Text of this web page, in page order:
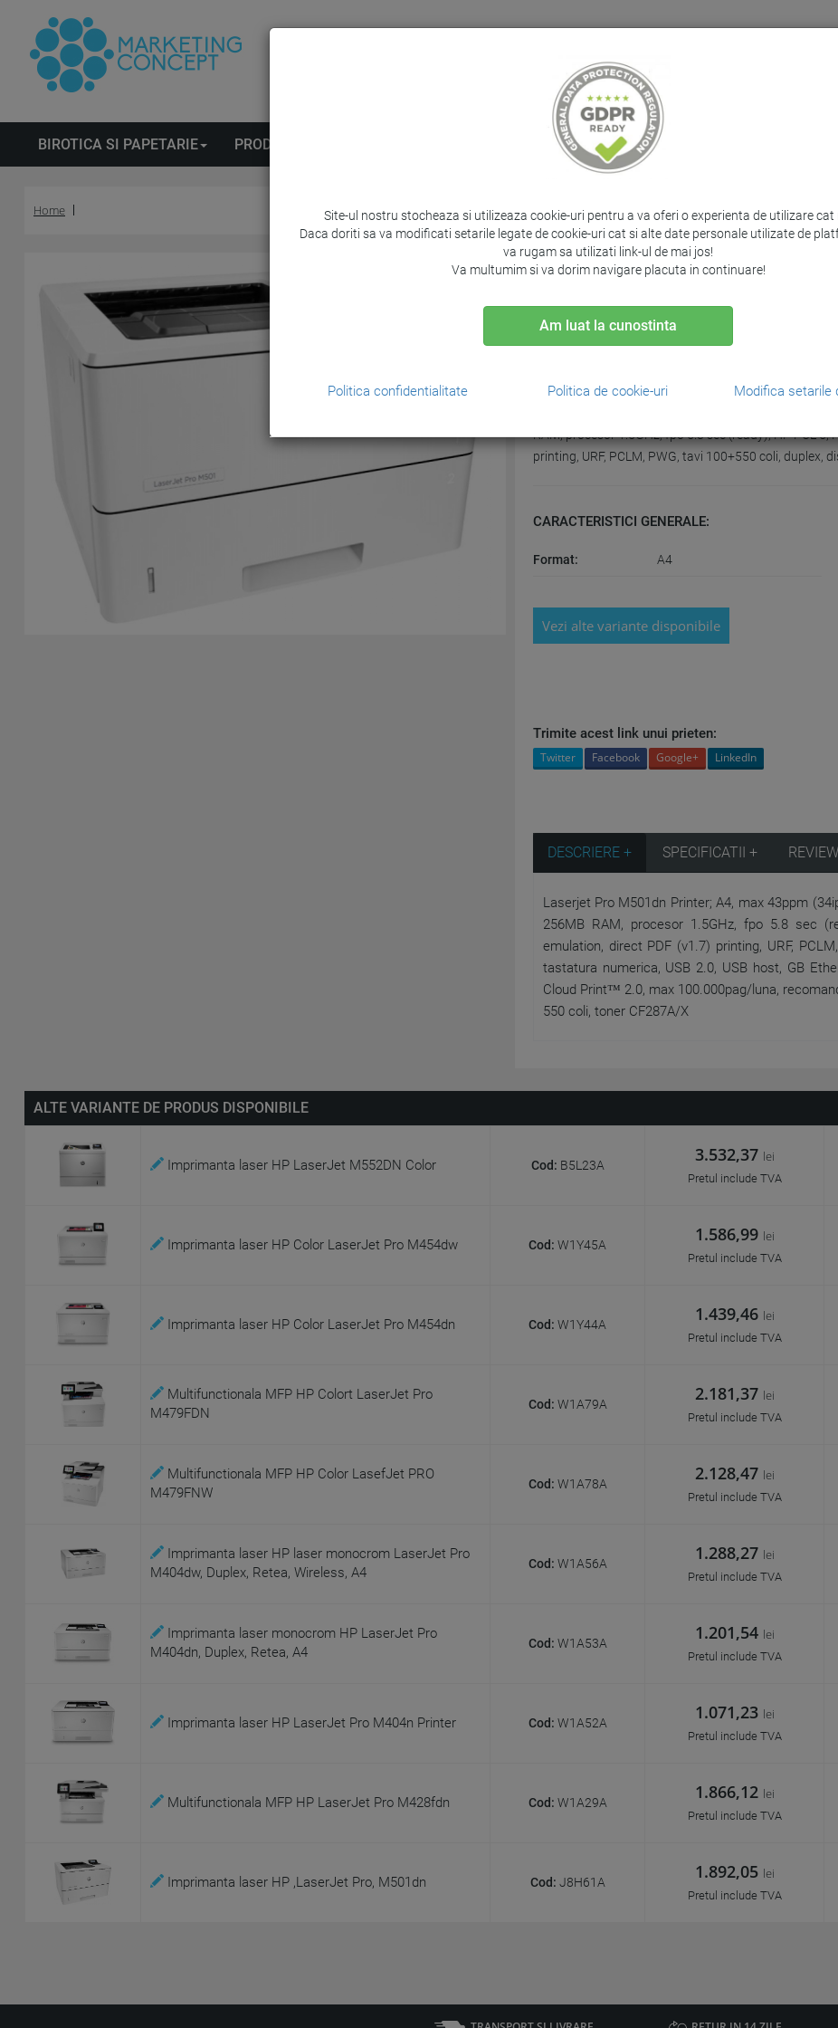
BIROTICA SI PAPETARIE PRODUSE DE CURATENIE PRODUSE PROTOCOL IT&C
Home PRODUSUL ANTERIOR PRODUSUL
Imprimanta laser HP
Laserjet Pro M501dn Printer; A4, max 43ppm
RAM, procesor 1.5GHz, fpo 5.8 sec (ready), HP PCL
printing, URF, PCLM, PWG, tavi 100+550 coli, duplex,
CARACTERISTICI GENERALE:
Format: A4
Vezi alte variante disponibile
Trimite acest link unui prieten:
Twitter Facebook Google+ LinkedIn
DESCRIERE + SPECIFICATII +
Laserjet Pro M501dn Printer; A4, max 43ppm
256MB RAM, procesor 1.5GHz, fpo 5.8 sec
emulation, direct PDF (v1.7) printing, URF,
tastatura numerica, USB 2.0, USB host, GB
Cloud Print™ 2.0, max 100.000pag/luna,
550 coli, toner CF287A/X
ALTE VARIANTE DE PRODUS DISPONIBILE
Imprimanta laser HP LaserJet M552DN Color Cod: B5L23A 3.532,37 lei
Pretul include TVA
Imprimanta laser HP Color LaserJet Pro M454dw Cod: W1Y45A 1.586,99 lei
Pretul include TVA
Imprimanta laser HP Color LaserJet Pro M454dn Cod: W1Y44A 1.439,46 lei
Pretul include TVA
Multifunctionala MFP HP Colort LaserJet Pro
M479FDN
Cod: W1A79A 2.181,37 lei
Pretul include TVA
Multifunctionala MFP HP Color LasefJet PRO
M479FNW
Cod: W1A78A 2.128,47 lei
Pretul include TVA
Imprimanta laser HP laser monocrom LaserJet Pro
M404dw, Duplex, Retea, Wireless, A4
Cod: W1A56A 1.288,27 lei
Pretul include TVA
Imprimanta laser monocrom HP LaserJet Pro
M404dn, Duplex, Retea, A4
Cod: W1A53A 1.201,54 lei
Pretul include TVA
Imprimanta laser HP LaserJet Pro M404n Printer Cod: W1A52A 1.071,23 lei
Pretul include TVA
Multifunctionala MFP HP LaserJet Pro M428fdn Cod: W1A29A 1.866,12 lei
Pretul include TVA
Imprimanta laser HP ,LaserJet Pro, M501dn Cod: J8H61A 1.892,05 lei
Pretul include TVA
Site-ul nostru stocheaza si utilizeaza cookie-uri pentru a va oferi o experienta de utilizare cat
Daca doriti sa va modificati setarile legate de cookie-uri cat si alte date personale utilizate de
va rugam sa utilizati link-ul de mai jos!
Va multumim si va dorim navigare placuta in continuare!
Am luat la cunostinta
Politica confidentialitate Politica de cookie-uri Modifica setarile